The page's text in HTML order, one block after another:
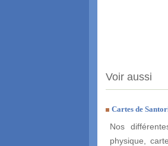
Voir aussi
Cartes de
Nos
physique,